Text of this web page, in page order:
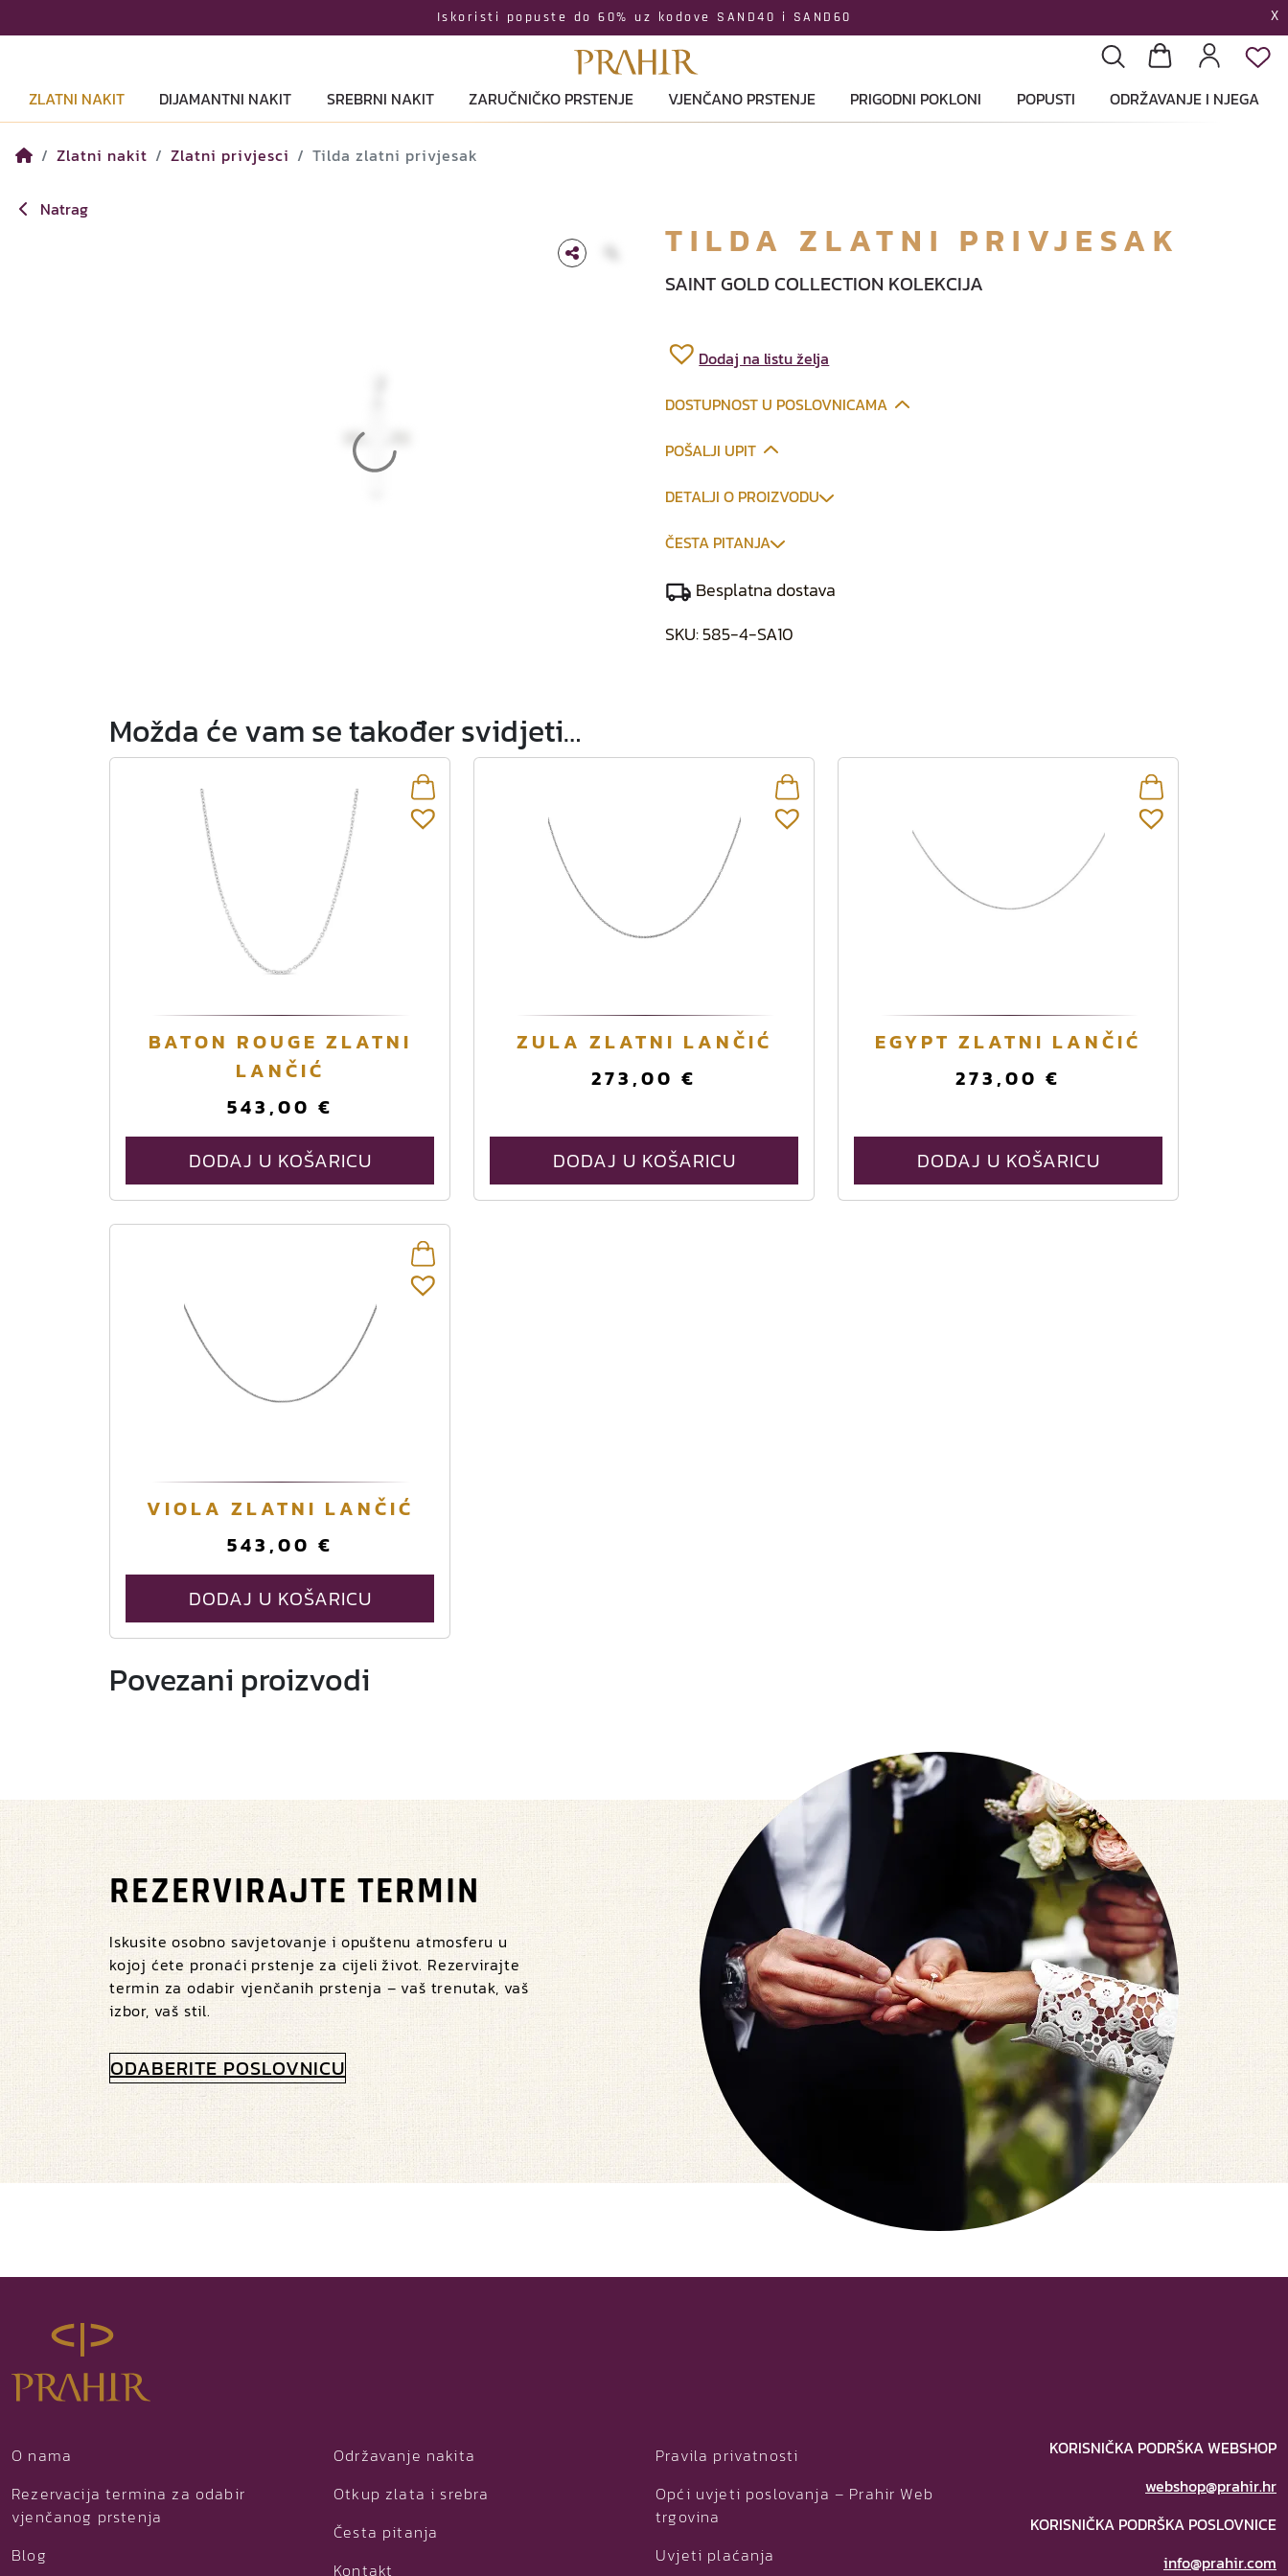
Iskoristi popuste do 60% uz kodove SAND40 i SAND60 X
ZLATNI NAKIT
DIJAMANTNI NAKIT SREBRNI NAKIT ZARUČNIČKO PRSTENJE VJENČANO PRSTENJE PRIGODNI POKLONI POPUSTI ODRŽAVANJE I NJEGA
Zlatni nakit Zlatni privjesci Tilda zlatni privjesak
Natrag
TILDA ZLATNI PRIVJESAK
SAINT GOLD COLLECTION KOLEKCIJA
Dodaj na listu želja
DOSTUPNOST U POSLOVNICAMA
POŠALJI UPIT
DETALJI O PROIZVODU
ČESTA PITANJA
Besplatna dostava
SKU:585-4-SA10
Možda će vam se također svidjeti…
BATON ROUGE ZLATNI
LANČIĆ
543,00 €
DODAJ U KOŠARICU
ZULA ZLATNI LANČIĆ
273,00 €
DODAJ U KOŠARICU
EGYPT ZLATNI LANČIĆ
273,00 €
DODAJ U KOŠARICU
VIOLA ZLATNI LANČIĆ
543,00 €
DODAJ U KOŠARICU
Povezani proizvodi
REZERVIRAJTE TERMIN
Iskusite osobno savjetovanje i opuštenu atmosferu u
kojoj ćete pronaći prstenje za cijeli život. Rezervirajte
termin za odabir vjenčanih prstenja – vaš trenutak, vaš
izbor, vaš stil.
ODABERITE POSLOVNICU
O nama
Rezervacija termina za odabir
vjenčanog prstenja
Blog
Održavanje nakita
Otkup zlata i srebra
Česta pitanja
Kontakt
Pravila privatnosti
Opći uvjeti poslovanja – Prahir Web
trgovina
Uvjeti plaćanja
KORISNIČKA PODRŠKA WEBSHOP
webshop@prahir.hr
KORISNIČKA PODRŠKA POSLOVNICE
info@prahir.com